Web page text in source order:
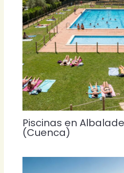
Piscinas en
(Cuenca)